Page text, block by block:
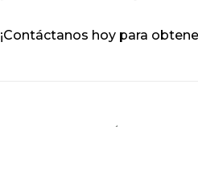
¡Contáctanos hoy para